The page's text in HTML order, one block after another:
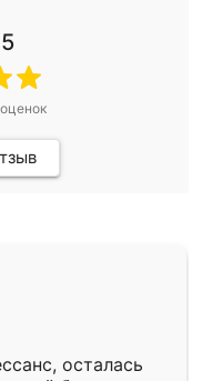
осталась